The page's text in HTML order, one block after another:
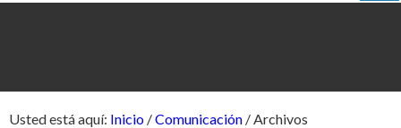
Usted está aquí: Inicio /Comunicación /Archivos